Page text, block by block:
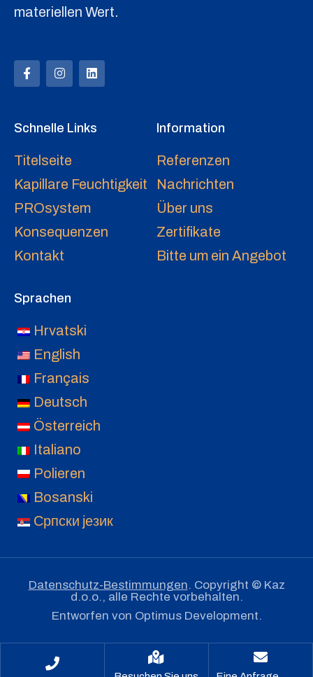
materiellen Wert.
Schnelle Links
Titelseite
Kapillare Feuchtigkeit
PROsystem
Konsequenzen
Kontakt
Information
Referenzen
Nachrichten
Über uns
Zertifikate
Bitte um ein Angebot
Sprachen
Hrvatski
English
Français
Deutsch
Österreich
Italiano
Polieren
Bosanski
Српски језик
Datenschutz-Bestimmungen. Copyright © Kaz
d.o.o., alle Rechte vorbehalten.
Entworfen von Optimus Development.